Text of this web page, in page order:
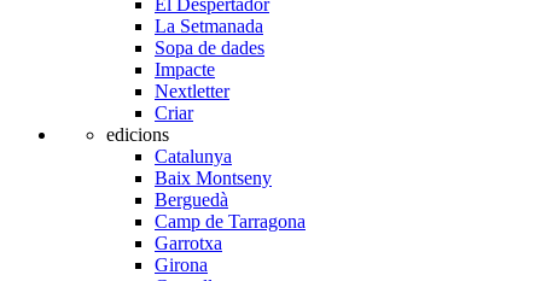
El Despertador
La Setmanada
Sopa de dades
Impacte
Nextletter
Criar
edicions
Catalunya
Baix Montseny
Berguedà
Camp de Tarragona
Garrotxa
Girona